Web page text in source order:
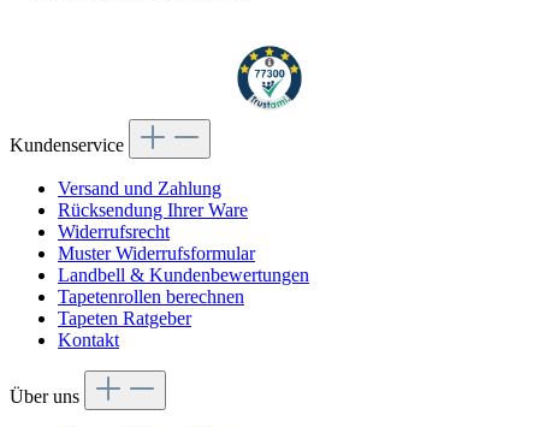
Kundenservice
Versand und Zahlung
Rücksendung Ihrer Ware
Widerrufsrecht
Muster Widerrufsformular
Landbell & Kundenbewertungen
Tapetenrollen berechnen
Tapeten Ratgeber
Kontakt
Über uns